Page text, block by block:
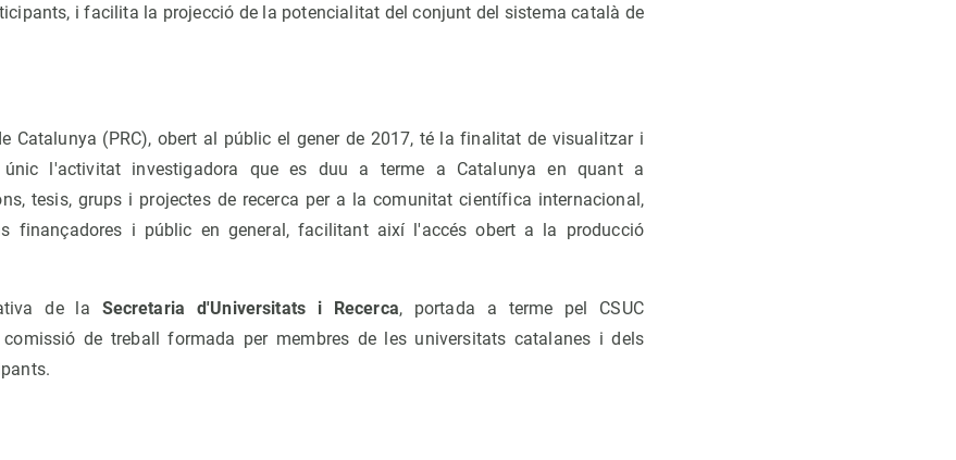
i facilita la projecció de la potencialitat del conjunt del sistema català de
Catalunya (PRC), obert al públic el gener de 2017, té la finalitat de visualitzar i
l'activitat investigadora que es duu a terme a Catalunya en quant a
tesis, grups i projectes de recerca per a la comunitat científica internacional,
finançadores i públic en general, facilitant així l'accés obert a la producció
de la Secretaria d'Universitats i Recerca, portada a terme pel CSUC
de treball formada per membres de les universitats catalanes i dels